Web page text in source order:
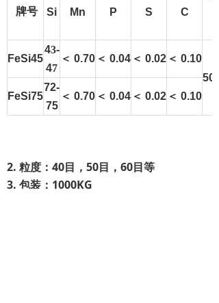
牌号 Si Mn P S C
FeSi45
43-
47
＜ 0.70 ＜ 0.04 ＜ 0.02 ＜ 0.10
FeSi75
72-
75
＜ 0.70 ＜ 0.04 ＜ 0.02 ＜ 0.10
2. 粒度：40目，50目，60目等
3. 包装：1000KG